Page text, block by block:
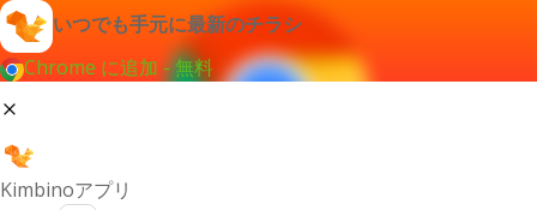
いつでも手元に最新のチラシ
Chrome に追加 - 無料
Kimbinoアプリ